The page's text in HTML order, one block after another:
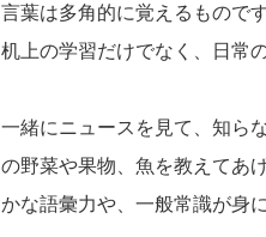
言葉は多角的に覚えるものです
机上の学習だけでなく、日常
一緒にニュースを見て、知ら
の野菜や果物、魚を教えてあ
かな語彙力や、一般常識が身